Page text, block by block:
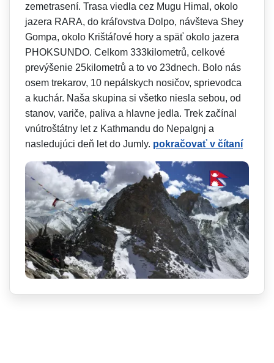
zemetrasení. Trasa viedla cez Mugu Himal, okolo
jazera RARA, do kráľovstva Dolpo, návšteva Shey
Gompa, okolo Krištáľové hory a späť okolo jazera
PHOKSUNDO. Celkom 333kilometrů, celkové
prevýšenie 25kilometrů a to vo 23dnech. Bolo nás
osem trekarov, 10 nepálskych nosičov, sprievodca
a kuchár. Naša skupina si všetko niesla sebou, od
stanov, variče, paliva a hlavne jedla. Trek začínal
vnútroštátny let z Kathmandu do Nepalgnj a
nasledujúci deň let do Jumly. pokračovať v čítaní